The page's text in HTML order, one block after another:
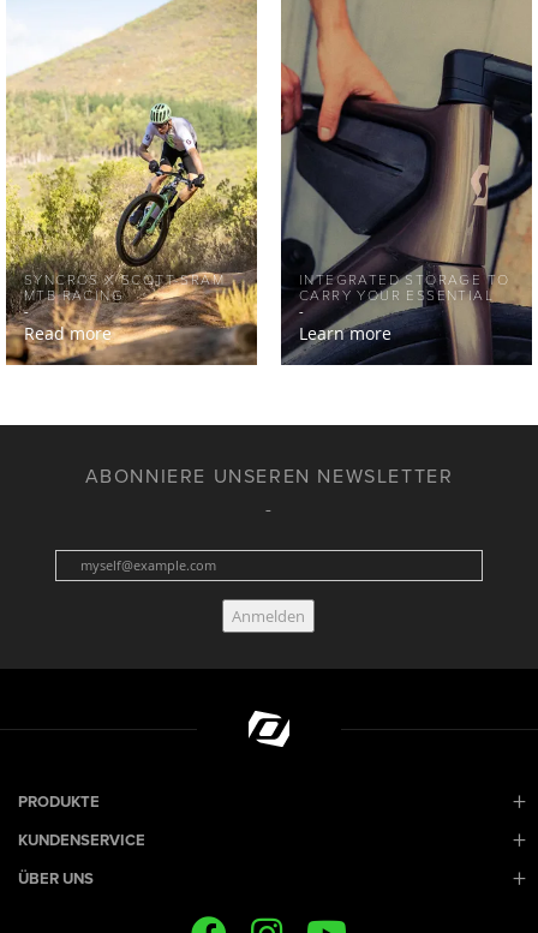
SYNCROS X SCOTT-SRAM
MTB RACING
Read more
INTEGRATED STORAGE TO
CARRY YOUR ESSENTIAL
Learn more
ABONNIERE UNSEREN NEWSLETTER
Anmelden
PRODUKTE
KUNDENSERVICE
ÜBER UNS